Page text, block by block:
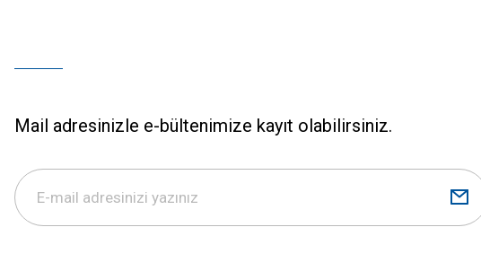
Mail adresinizle e-bültenimize kayıt olabilirsiniz.